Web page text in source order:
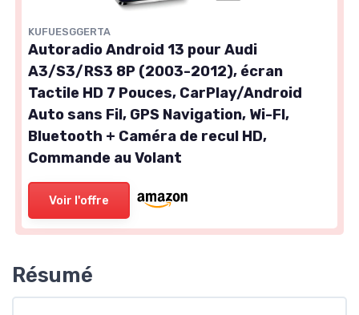
KUFUESGGERTA
Autoradio Android 13 pour Audi
A3/S3/RS3 8P (2003-2012), écran
Tactile HD 7 Pouces, CarPlay/Android
Auto sans Fil, GPS Navigation, Wi-FI,
Bluetooth + Caméra de recul HD,
Commande au Volant
Voir l'offre
Résumé